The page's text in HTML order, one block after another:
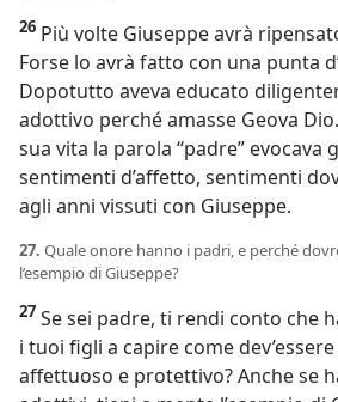
26 Più volte Giuseppe avrà
Forse lo avrà fatto con una punta
Dopotutto aveva educato
adottivo perché amasse Geova
sua vita la parola “padre” evocava
sentimenti d’affetto, sentimenti
agli anni vissuti con Giuseppe.
27. Quale onore hanno i padri, e perché
l’esempio di Giuseppe?
27 Se sei padre, ti rendi conto che
i tuoi figli a capire come
affettuoso e protettivo? Anche se